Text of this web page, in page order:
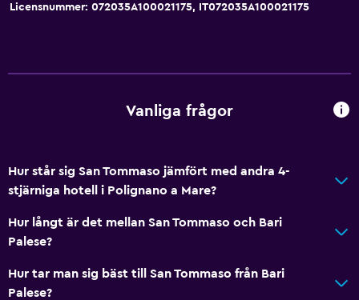
Gratis parkering
Tillgänglighet och lämplighet
Rökfria rum tillgängliga
Hiss
Nås via hiss
Tillgänglig parkering
Licensnummer: 072035A100021175, IT072035A100021175
Vanliga frågor
Hur står sig San Tommaso jämfört med andra 4-
stjärniga hotell i Polignano a Mare?
Hur långt är det mellan San Tommaso och Bari
Palese?
Hur tar man sig bäst till San Tommaso från Bari
Palese?